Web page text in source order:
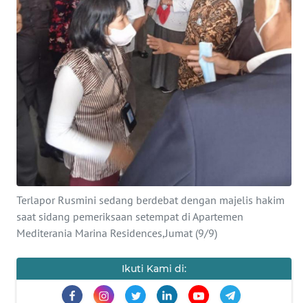
Terlapor Rusmini sedang berdebat dengan majelis hakim
saat sidang pemeriksaan setempat di Apartemen
Mediterania Marina Residences,Jumat (9/9)
Ikuti Kami di:
KONTAK
KAMI
TENTANG
KAMI
PEDOMAN
MEDIA
SIBER
REDAKSI
KARIR
DISCLAIMER